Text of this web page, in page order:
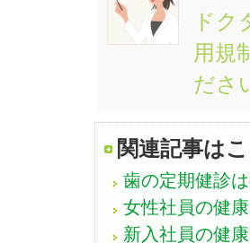
ドク
用規
ださ
関連記事は
歯の定期健診
女性社員の健
新入社員の健